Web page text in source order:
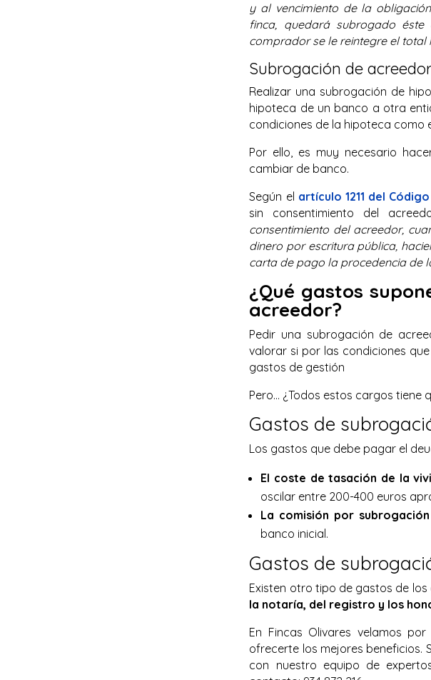
y al vencimiento de la
finca, quedará subrogado
comprador se le reintegre el
Subrogación de acreedor
Realizar una subrogación de
hipoteca de un banco a otra
condiciones de la hipoteca como
Por ello, es muy necesario
cambiar de banco.
Según el artículo 1211 del
sin consentimiento del
consentimiento del acreedor,
dinero por escritura pública,
carta de pago la procedencia de
¿Qué gastos
acreedor?
Pedir una subrogación de
valorar si por las condiciones
gastos de gestión
Pero… ¿Todos estos cargos tiene
Gastos de
Los gastos que debe pagar el
El coste de tasación de la
oscilar entre 200-400 euros
La comisión por
banco inicial.
Gastos de
Existen otro tipo de gastos de
la notaría, del registro y los
En Fincas Olivares velamos
ofrecerte los mejores beneficios.
con nuestro equipo de